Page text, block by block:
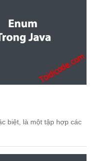
biệt, là một tập hợp các